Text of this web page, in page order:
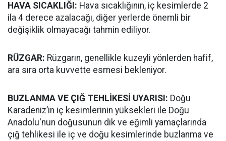
HAVA SICAKLIĞI: Hava sıcaklığının, iç kesimlerde 2
ila 4 derece azalacağı, diğer yerlerde önemli bir
değişiklik olmayacağı tahmin ediliyor.
RÜZGAR: Rüzgarın, genellikle kuzeyli yönlerden hafif,
ara sıra orta kuvvette esmesi bekleniyor.
BUZLANMA VE ÇIĞ TEHLİKESİ UYARISI: Doğu
Karadeniz’in iç kesimlerinin yüksekleri ile Doğu
Anadolu'nun doğusunun dik ve eğimli yamaçlarında
çığ tehlikesi ile iç ve doğu kesimlerinde buzlanma ve